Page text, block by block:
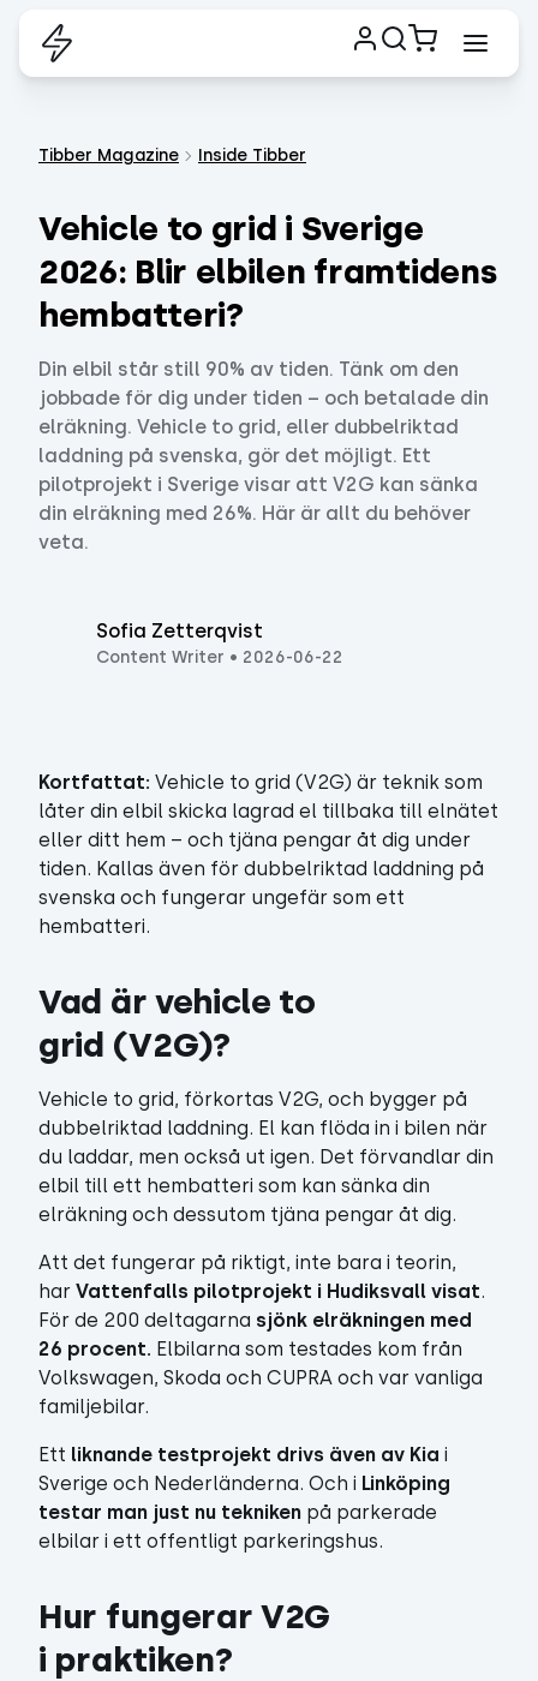
Tibber Magazine Inside Tibber
Vehicle to grid i Sverige
2026: Blir elbilen framtidens
hembatteri?
Din elbil står still 90% av tiden. Tänk om den
jobbade för dig under tiden – och betalade din
elräkning. Vehicle to grid, eller dubbelriktad
laddning på svenska, gör det möjligt. Ett
pilotprojekt i Sverige visar att V2G kan sänka
din elräkning med 26%. Här är allt du behöver
veta.
Sofia Zetterqvist
Content Writer • 2026-06-22
Kortfattat: Vehicle to grid (V2G) är teknik som
låter din elbil skicka lagrad el tillbaka till elnätet
eller ditt hem – och tjäna pengar åt dig under
tiden. Kallas även för dubbelriktad laddning på
svenska och fungerar ungefär som ett
hembatteri.
Vad är vehicle to
grid (V2G)?
Vehicle to grid, förkortas V2G, och bygger på
dubbelriktad laddning. El kan flöda in i bilen när
du laddar, men också ut igen. Det förvandlar din
elbil till ett hembatteri som kan sänka din
elräkning och dessutom tjäna pengar åt dig.
Att det fungerar på riktigt, inte bara i teorin,
har Vattenfalls pilotprojekt i Hudiksvall visat.
För de 200 deltagarna sjönk elräkningen med
26 procent. Elbilarna som testades kom från
Volkswagen, Skoda och CUPRA och var vanliga
familjebilar.
Ett liknande testprojekt drivs även av Kia i
Sverige och Nederländerna. Och i Linköping
testar man just nu tekniken på parkerade
elbilar i ett offentligt parkeringshus.
Hur fungerar V2G
i praktiken?